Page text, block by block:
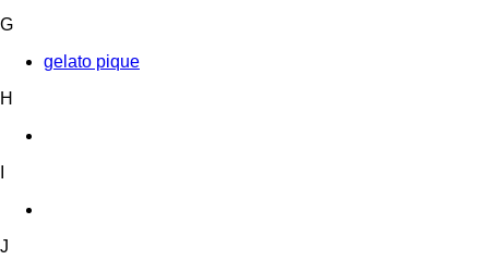
G
gelato pique
H
J